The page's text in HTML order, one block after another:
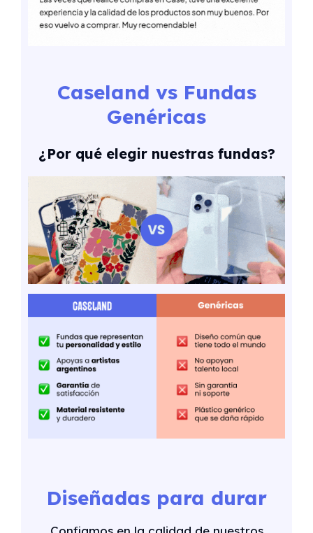
Caseland vs Fundas
Genéricas
¿Por qué elegir nuestras fundas?
Diseñadas para durar